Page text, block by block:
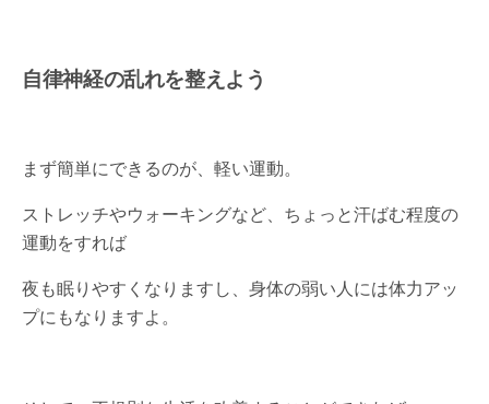
自律神経の乱れを整えよう
まず簡単にできるのが、軽い運動。
ストレッチやウォーキングなど、ちょっと汗ばむ程度の
運動をすれば
夜も眠りやすくなりますし、身体の弱い人には体力アッ
プにもなりますよ。